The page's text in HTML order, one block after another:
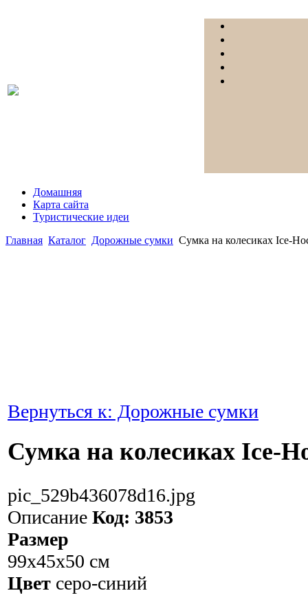
Домашняя
Карта сайта
Туристические идеи
Главная Каталог Дорожные сумки Сумка на колесиках Ice-
Вернуться к: Дорожные сумки
Сумка на колесиках Ice-
pic_529b436078d16.jpg
Описание Код: 3853
Размер
99х45х50 см
Цвет серо-синий